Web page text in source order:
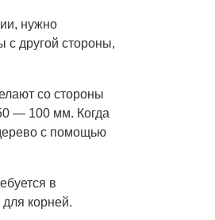
нужно
с другой стороны,
со стороны
— 100 мм. Когда
с помощью
в
для корней.